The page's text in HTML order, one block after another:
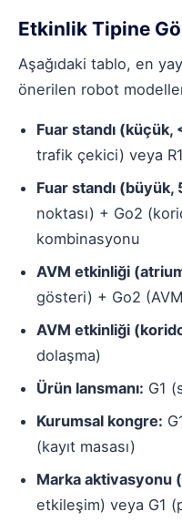
Etkinlik Tipine
Aşağıdaki tablo, en
önerilen robot
Fuar standı (küçük,
trafik çekici) veya
Fuar standı (büyük,
noktası) + Go2
kombinasyonu
AVM etkinliği
gösteri) + Go2
AVM etkinliği
dolaşma)
Ürün lansmanı: G1
Kurumsal kongre:
(kayıt masası)
Marka aktivasyonu
etkileşim) veya G1